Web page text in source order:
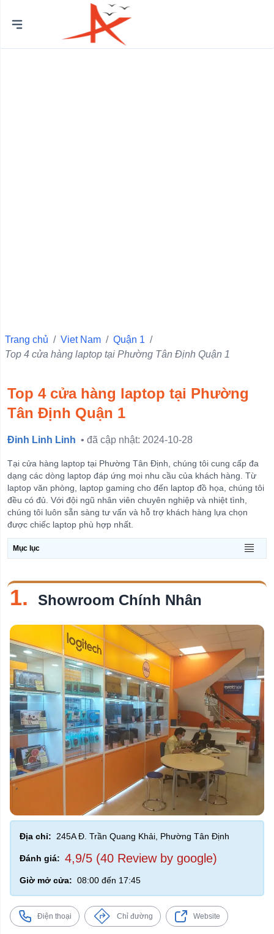
Quận Ba Đình
Quận 11
Quận 4
Quận 3
Quận 5
Quận Đống Đa
Quận Hai Bà Trưng
Quận Hoàn Kiếm
View more
Chủ
Nhà Hàng
Quán Cafe
Quán Cafe Yên Tĩnh
Shop Hoa Tươi
Quán Kem
Quán Lẩu
Nhà Hàng Buffet
Quán Ăn Sáng
Trang chủ / Viet Nam / Quận 1 /
Top 4 cửa hàng laptop tại Phường Tân Định Quận 1
Top 4 cửa hàng laptop tại Phường
Tân Định Quận 1
Đinh Linh Linh • đã cập nhật: 2024-10-28
Tại cửa hàng laptop tại Phường Tân Định, chúng tôi cung cấp đa
dạng các dòng laptop đáp ứng mọi nhu cầu của khách hàng. Từ
laptop văn phòng, laptop gaming cho đến laptop đồ họa, chúng tôi
đều có đủ. Với đội ngũ nhân viên chuyên nghiệp và nhiệt tình,
chúng tôi luôn sẵn sàng tư vấn và hỗ trợ khách hàng lựa chọn
được chiếc laptop phù hợp nhất.
Mục lục
1. Showroom Chính Nhân
Địa chỉ: 245A Đ. Trần Quang Khải, Phường Tân Định
Đánh giá: 4,9/5 (40 Review by google)
Giờ mở cửa: 08:00 đến 17:45
Điện thoại Chỉ đường Website